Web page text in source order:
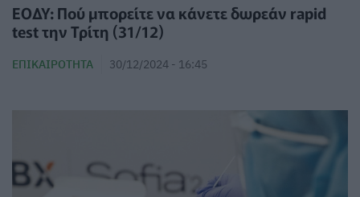
ΕΟΔΥ: Πού μπορείτε να κάνετε δωρεάν rapid
test την Τρίτη (31/12)
ΕΠΙΚΑΙΡΌΤΗΤΑ 30/12/2024 - 16:45